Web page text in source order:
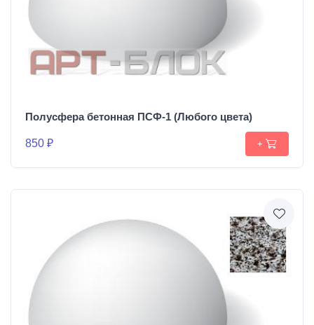
Полусфера бетонная ПСФ-1 (Любого цвета)
850 ₽ +